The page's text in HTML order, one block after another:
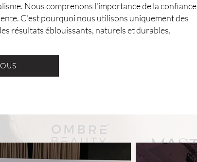
Nous comprenons l'importance de la confiance
C'est pourquoi nous utilisons uniquement des
résultats éblouissants, naturels et durables.